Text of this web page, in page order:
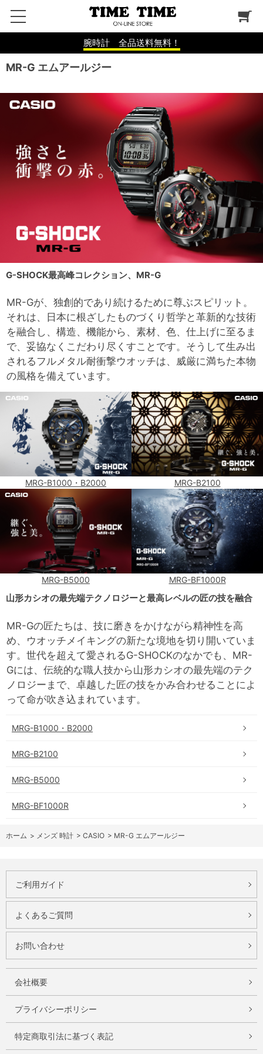
腕時計 全品送料無料！
MR-G エムアールジー
G-SHOCK最高峰コレクション、MR-G
MR-Gが、独創的であり続けるために尊ぶスピリット。
それは、日本に根ざしたものづくり哲学と革新的な技術
を融合し、構造、機能から、素材、色、仕上げに至るま
で、妥協なくこだわり尽くすことです。そうして生み出
されるフルメタル耐衝撃ウオッチは、威厳に満ちた本物
の風格を備えています。
MRG-B1000・B2000 MRG-B2100
MRG-B5000 MRG-BF1000R
山形カシオの最先端テクノロジーと最高レベルの匠の技を融合
MR-Gの匠たちは、技に磨きをかけながら精神性を高
め、ウオッチメイキングの新たな境地を切り開いていま
す。世代を超えて愛されるG-SHOCKのなかでも、MR-
Gには、伝統的な職人技から山形カシオの最先端のテク
ノロジーまで、卓越した匠の技をかみ合わせることによ
って命が吹き込まれています。
MRG-B1000・B2000
MRG-B2100
MRG-B5000
MRG-BF1000R
ホーム > メンズ 時計 > CASIO > MR-G エムアールジー
ご利用ガイド
よくあるご質問
お問い合わせ
会社概要
プライバシーポリシー
特定商取引法に基づく表記